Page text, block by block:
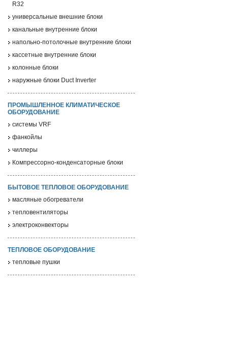
R32
универсальные внешние блоки
канальные внутренние блоки
напольно-потолочные внутренние блоки
кассетные внутренние блоки
колонные блоки
наружные блоки Duct Inverter
ПРОМЫШЛЕННОЕ КЛИМАТИЧЕСКОЕ
ОБОРУДОВАНИЕ
системы VRF
фанкойлы
чиллеры
Компрессорно-конденсаторные блоки
БЫТОВОЕ ТЕПЛОВОЕ ОБОРУДОВАНИЕ
масляные обогреватели
тепловентиляторы
электроконвекторы
ТЕПЛОВОЕ ОБОРУДОВАНИЕ
тепловые пушки